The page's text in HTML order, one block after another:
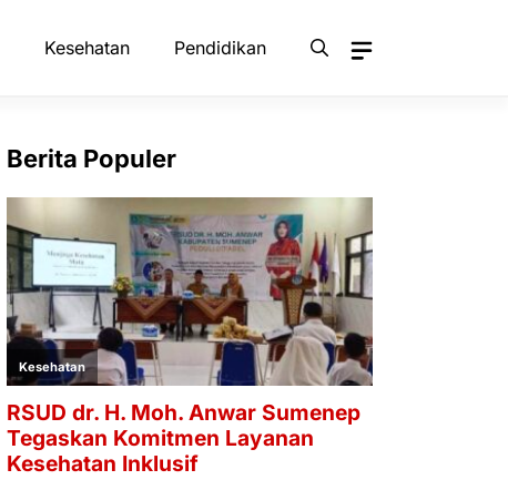
Kesehatan Pendidikan
Berita Populer